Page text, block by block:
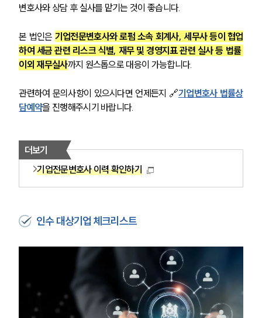
변호사와 상담 후 실사를 맡기는 것이 좋습니다.
본 법인은 기업전문변호사와 로펌 소속 회계사, 세무사 등이 협업
하여 세금 관련 리스크 식별, 재무 및 경영지표 관련 실사 등 법률
이외 재무실사까지 원스톱으로 대응이 가능합니다.
관련하여 문의사항이 있으시다면 언제든지 🔗기업변호사 법률상
담예약을 진행해주시기 바랍니다.
더보기
기업전문변호사 이력 확인하기
인수 대상기업 체크리스트